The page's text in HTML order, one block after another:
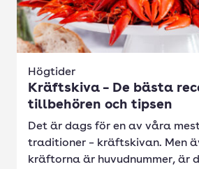
Högtider
Kräftskiva – De bästa
tillbehören och tipsen
Det är dags för en av våra
traditioner – kräftskivan. Men
kräftorna är huvudnummer, är